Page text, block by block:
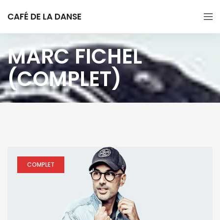
CAFÉ DE LA DANSE
MARC FICHEL
(COMPLET)
COMPLET